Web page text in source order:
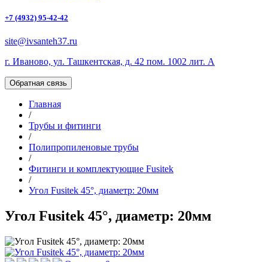
+7 (4932) 95-42-42
site@ivsanteh37.ru
г. Иваново, ул. Ташкентская, д. 42 пом. 1002 лит. А
Обратная связь
Главная
/
Трубы и фитинги
/
Полипропиленовые трубы
/
Фитинги и комплектующие Fusitek
/
Угол Fusitek 45°, диаметр: 20мм
Угол Fusitek 45°, диаметр: 20мм